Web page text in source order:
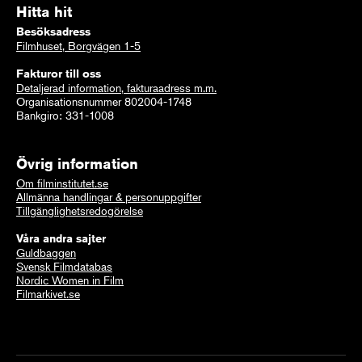
Hitta hit
Besöksadress
Filmhuset, Borgvägen 1-5
Fakturor till oss
Detaljerad information, fakturaadress m.m.
Organisationsnummer 802004-1748
Bankgiro: 331-1008
Övrig information
Om filminstitutet.se
Allmänna handlingar & personuppgifter
Tillgänglighetsredogörelse
Våra andra sajter
Guldbaggen
Svensk Filmdatabas
Nordic Women in Film
Filmarkivet.se